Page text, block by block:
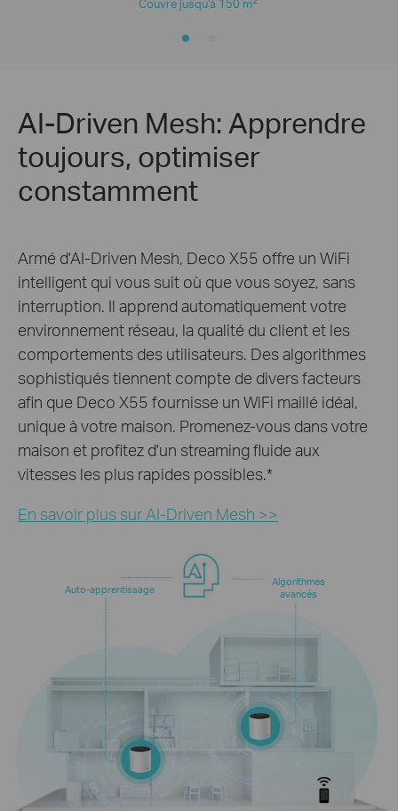
Couvre jusqu'à 150 m
AI-Driven Mesh: Apprendre
toujours, optimiser
constamment
Armé d'AI-Driven Mesh, Deco X55 offre un WiFi
intelligent qui vous suit où que vous soyez, sans
interruption. Il apprend automatiquement votre
environnement réseau, la qualité du client et les
comportements des utilisateurs. Des algorithmes
sophistiqués tiennent compte de divers facteurs
afin que Deco X55 fournisse un WiFi maillé idéal,
unique à votre maison. Promenez-vous dans votre
maison et profitez d'un streaming fluide aux
vitesses les plus rapides possibles.*
En savoir plus sur AI-Driven Mesh >>
Auto-apprentissage
Algorithmes
avancés